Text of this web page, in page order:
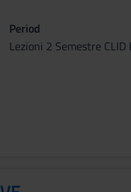
Period
Lezioni 2 Semestre CLID